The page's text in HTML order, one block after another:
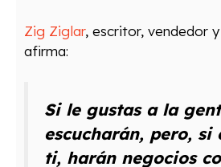
Zig Ziglar, escritor, vendedor
afirma:
Si le gustas a la
escucharán, pero, si
ti, harán negocios